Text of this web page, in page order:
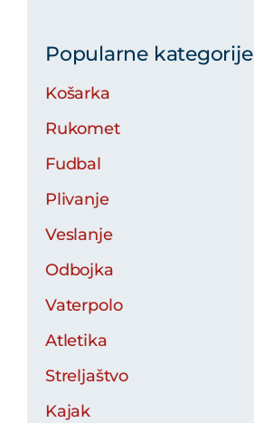
Popularne kategorije
Košarka
Rukomet
Fudbal
Plivanje
Veslanje
Odbojka
Vaterpolo
Atletika
Streljaštvo
Kajak